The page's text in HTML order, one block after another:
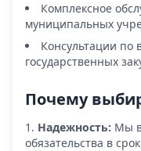
Комплексное
муниципальных
Консультации по
государственных
Почему
Надежность: Мы
обязательства в